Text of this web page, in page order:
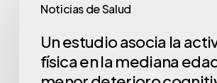
Noticias de Salud
Un estudio asocia la
física en la mediana